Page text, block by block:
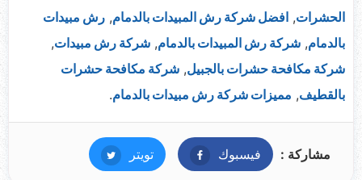
الحشرات, افضل شركة رش المبيدات بالدمام, رش مبيدات
بالدمام, شركة رش المبيدات بالدمام, شركة رش مبيدات,
شركة مكافحة حشرات بالجبيل, شركة مكافحة حشرات
بالقطيف, مميزات شركة رش مبيدات بالدمام.
مشاركة : فيسبوك فيسبوكتويتر تويتر